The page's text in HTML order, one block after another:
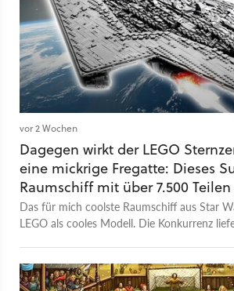
vor 2 Wochen
Dagegen wirkt der LEGO
eine mickrige Fregatte: Dieses
Raumschiff mit über 7.500
Klemmbaustein-Konkurrenz kalt
Das für mich coolste Raumschiff aus Star
LEGO als cooles Modell. Die Konkurrenz